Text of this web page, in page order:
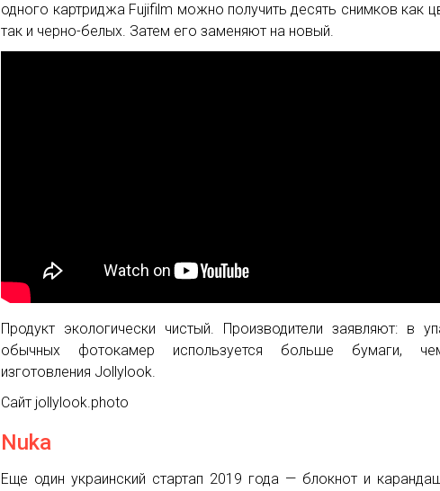
одного картриджа Fujifilm можно получить десять снимков как
так и черно-белых. Затем его заменяют на новый.
Продукт экологически чистый. Производители заявляют: в
обычных фотокамер используется больше бумаги,
изготовления Jollylook.
Сайт jollylook.photo
Nuka
Еще один украинский стартап 2019 года — блокнот и